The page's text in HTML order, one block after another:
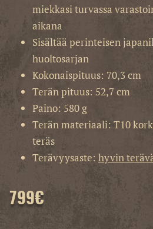
miekkasi turvassa
aikana
Sisältää perinteisen
huoltosarjan
Kokonaispituus: 70,3 cm
Terän pituus: 52,7 cm
Paino: 580 g
Terän materiaali: T10
teräs
Terävyysaste: hyvin
799€